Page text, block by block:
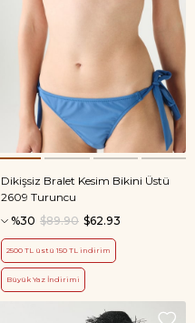
Dikişsiz Bralet Kesim Bikini Üstü
2609 Turuncu
%30
$62.93
$89.90
2500 TL üstü 150 TL indirim
Büyük Yaz İndirimi